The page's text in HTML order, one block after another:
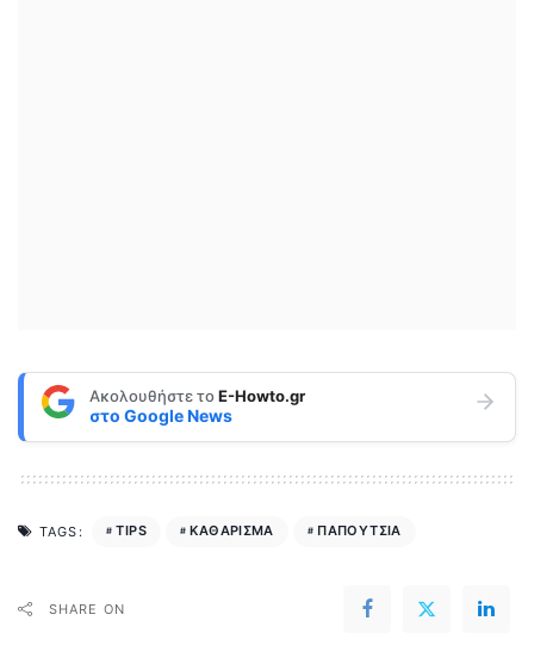
Ακολουθήστε τοE-Howto.gr
στο Google News
TAGS: TIPS ΚΑΘΑΡΙΣΜΑ ΠΑΠΟΥΤΣΙΑ
SHARE ON